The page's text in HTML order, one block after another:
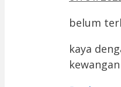
belum
kaya